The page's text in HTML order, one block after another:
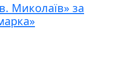
Миколаїв» за